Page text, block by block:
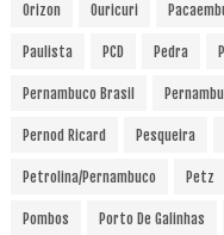
Orizon Ouricuri
Paulista PCD Pedra
Pernambuco Brasil
Pernod Ricard Pesqueira
Petrolina/Pernambuco Petz
Pombos Porto De Galinhas